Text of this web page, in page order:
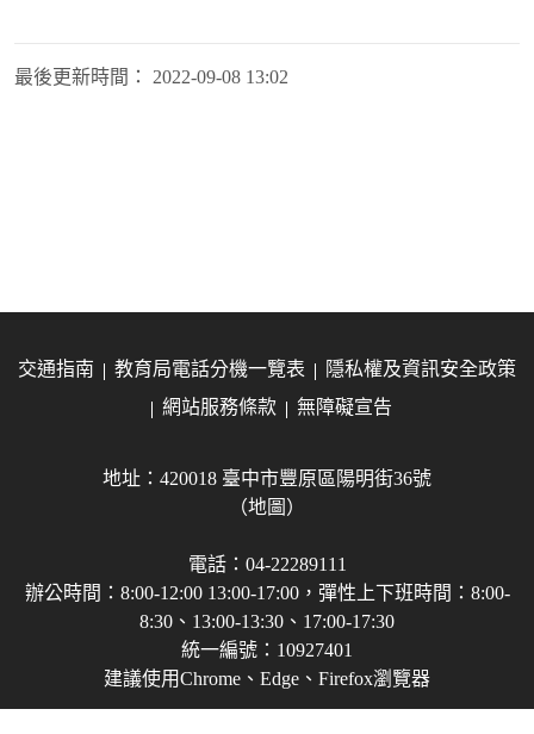
最後更新時間： 2022-09-08 13:02
交通指南 教育局電話分機一覽表
隱私權及資訊安全政策
網站服務條款
無障礙宣告
地址：420018 臺中市豐原區陽明街36號
（地圖）
電話：04-22289111
辦公時間：8:00-12:00 13:00-17:00，彈性上下班時間：8:00-
8:30、13:00-13:30、17:00-17:30
統一編號：10927401
建議使用Chrome、Edge、Firefox瀏覽器